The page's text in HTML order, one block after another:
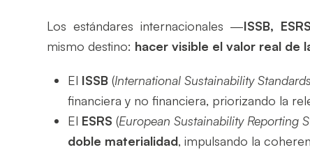
Los estándares internacionales —ISSB,
mismo destino: hacer visible el valor real de
El ISSB (International Sustainability
financiera y no financiera, priorizando la
El ESRS (European Sustainability Reporting
doble materialidad, impulsando la